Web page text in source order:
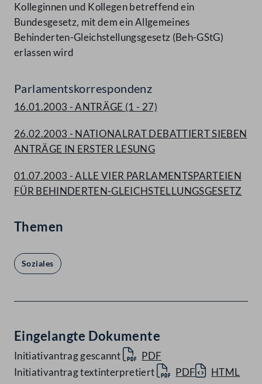
Kolleginnen und Kollegen betreffend ein
Bundesgesetz, mit dem ein Allgemeines
Behinderten-Gleichstellungsgesetz (Beh-GStG)
erlassen wird
Parlamentskorrespondenz
16.01.2003 - ANTRÄGE (1 - 27)
26.02.2003 - NATIONALRAT DEBATTIERT SIEBEN
ANTRÄGE IN ERSTER LESUNG
01.07.2003 - ALLE VIER PARLAMENTSPARTEIEN
FÜR BEHINDERTEN-GLEICHSTELLUNGSGESETZ
Themen
Soziales
Eingelangte Dokumente
Initiativantrag gescannt
PDF
Initiativantrag textinterpretiert
PDF HTML